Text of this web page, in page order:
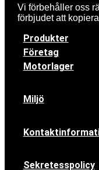
Vi förbehåller oss
förbjudet att
Produkter
Företag
Motorlager
Miljö
Sekretesspolicy